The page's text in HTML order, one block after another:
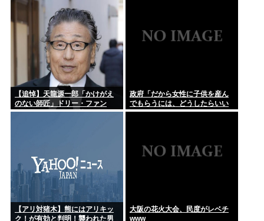
【追悼】天龍源一郎「かけがえ
のない師匠」ドリー・ファン
ク・ジュニアさん追悼
政府「だから女性に子供を産ん
でもらうには、どうしたらいい
のよ;;」
【アリ対猪木】熊にはアリキッ
ク！が有効と判明！襲われた男
大阪の花火大会、民度がレベチ
www